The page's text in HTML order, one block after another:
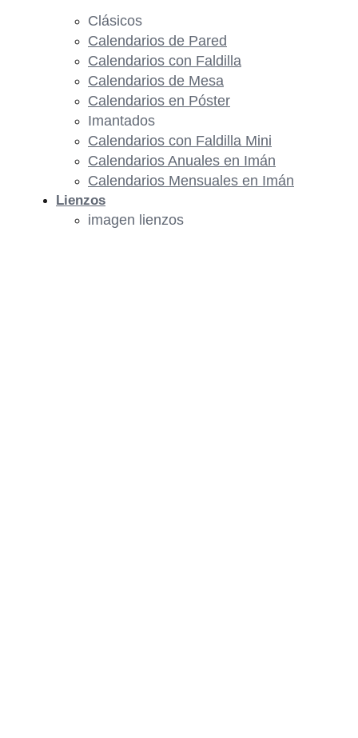
Clásicos
Calendarios de Pared
Calendarios con Faldilla
Calendarios de Mesa
Calendarios en Póster
Imantados
Calendarios con Faldilla Mini
Calendarios Anuales en Imán
Calendarios Mensuales en Imán
Lienzos
imagen lienzos